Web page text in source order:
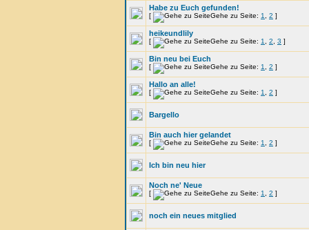
Habe zu Euch gefunden!
[ Gehe zu Seite: 1 2 ]
heikeundlily
[ Gehe zu Seite: 1 2 3 ]
Bin neu bei Euch
[ Gehe zu Seite: 1 2 ]
Hallo an alle!
[ Gehe zu Seite: 1 2 ]
Bargello
Bin auch hier gelandet
[ Gehe zu Seite: 1 2 ]
Ich bin neu hier
Noch ne' Neue
[ Gehe zu Seite: 1 2 ]
noch ein neues mitglied